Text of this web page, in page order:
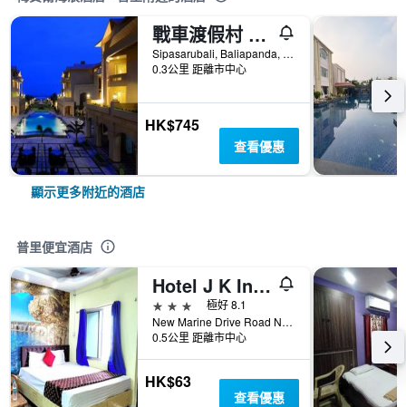
戰車渡假村 - 普里
Sipasarubali, Baliapanda, 普里, 印度
0.3公里 距離市中心
HK$745
查看優惠
顯示更多附近的酒店
普里便宜酒店
Hotel J K Inn Puri
3星級
極好 8.1
New Marine Drive Road Near Hotel Sagar Kanya, 普里, 印度
0.5公里 距離市中心
HK$63
查看優惠